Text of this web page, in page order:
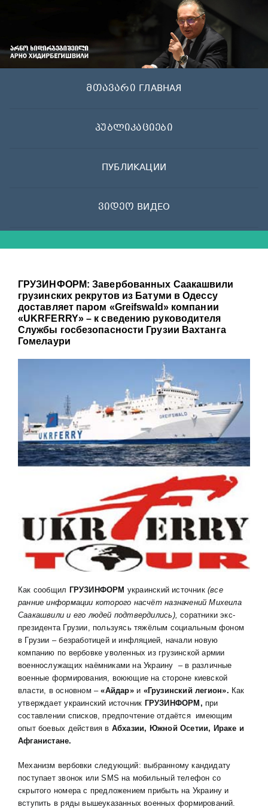
მთავარი ГЛАВНАЯ
პუბლიკაციები
ПУБЛИКАЦИИ
ვიდეო ВИДЕО
ГРУЗИНФОРМ: Завербованных Саакашвили
грузинских рекрутов из Батуми в Одессу
доставляет паром «Greifswald» компании
«UKRFERRY» – к сведению руководителя
Службы госбезопасности Грузии Вахтанга
Гомелаури
Как сообщил ГРУЗИНФОРМ украинский источник(все
ранние информации которого насчёт назначений Михеила
Саакашвили и его людей подтвердились), соратники экс-
президента Грузии, пользуясь тяжёлым социальным фоном
в Грузии – безработицей и инфляцией, начали новую
компанию по вербовке уволенных из грузинской армии
военнослужащих наёмниками на Украину – в различные
военные формирования, воюющие на стороне киевской
власти, в основном –«Айдар»и «Грузинский легион». Как
утверждает украинский источник ГРУЗИНФОРМ, при
составлении списков, предпочтение отдаётся имеющим
опыт боевых действия в Абхазии, Южной Осетии, Ираке и
Афганистане.
Механизм вербовки следующий: выбранному кандидату
поступает звонок или SMS на мобильный телефон со
скрытого номера с предложением прибыть на Украину и
вступить в ряды вышеуказанных военных формирований.